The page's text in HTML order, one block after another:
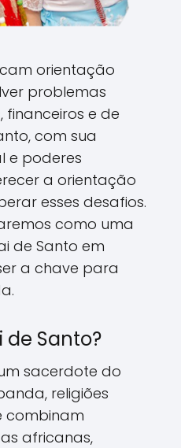
orientação
problemas
financeiros e de
com sua
e poderes
a orientação
esses desafios.
como uma
de Santo em
a chave para
de Santo?
sacerdote do
religiões
combinam
africanas,